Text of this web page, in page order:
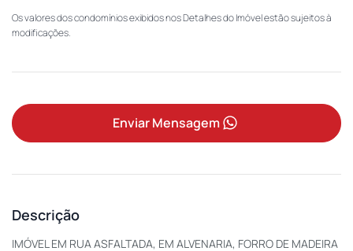
Os valores dos condomínios exibidos nos Detalhes do Imóvel estão sujeitos à
modificações.
Enviar Mensagem
Descrição
IMÓVEL EM RUA ASFALTADA, EM ALVENARIA, FORRO DE MADEIRA